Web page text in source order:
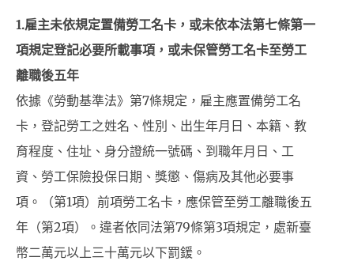
1.雇主未依規定置備勞工名卡，或未依本法第七條第一
項規定登記必要所載事項，或未保管勞工名卡至勞工
離職後五年
依據《勞動基準法》第7條規定，雇主應置備勞工名
卡，登記勞工之姓名、性別、出生年月日、本籍、教
育程度、住址、身分證統一號碼、到職年月日、工
資、勞工保險投保日期、獎懲、傷病及其他必要事
項。（第1項）前項勞工名卡，應保管至勞工離職後五
年（第2項）。違者依同法第79條第3項規定，處新臺
幣二萬元以上三十萬元以下罰鍰。